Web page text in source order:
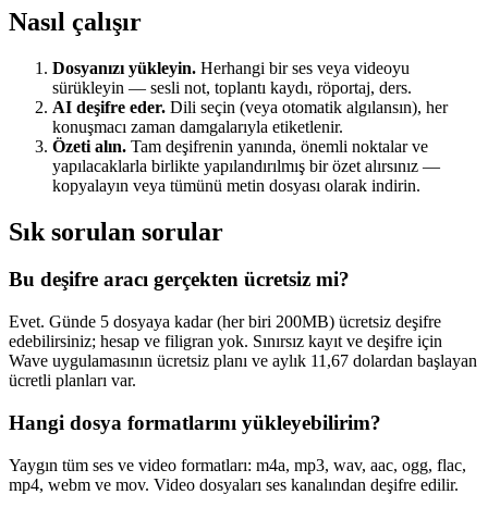
Nasıl çalışır
Dosyanızı yükleyin. Herhangi bir ses veya videoyu
sürükleyin — sesli not, toplantı kaydı, röportaj, ders.
AI deşifre eder. Dili seçin (veya otomatik algılansın), her
konuşmacı zaman damgalarıyla etiketlenir.
Özeti alın. Tam deşifrenin yanında, önemli noktalar ve
yapılacaklarla birlikte yapılandırılmış bir özet alırsınız —
kopyalayın veya tümünü metin dosyası olarak indirin.
Sık sorulan sorular
Bu deşifre aracı gerçekten ücretsiz mi?
Evet. Günde 5 dosyaya kadar (her biri 200MB) ücretsiz deşifre
edebilirsiniz; hesap ve filigran yok. Sınırsız kayıt ve deşifre için
Wave uygulamasının ücretsiz planı ve aylık 11,67 dolardan başlayan
ücretli planları var.
Hangi dosya formatlarını yükleyebilirim?
Yaygın tüm ses ve video formatları: m4a, mp3, wav, aac, ogg, flac,
mp4, webm ve mov. Video dosyaları ses kanalından deşifre edilir.